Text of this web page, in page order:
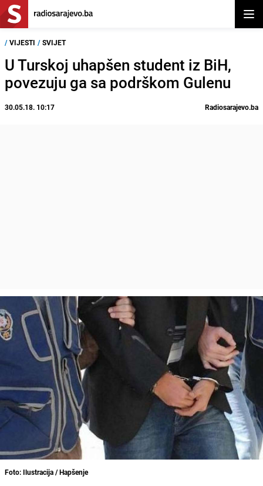
/ VIJESTI / SVIJET
U Turskoj uhapšen student iz BiH,
povezuju ga sa podrškom Gulenu
30.05.18. 10:17 Radiosarajevo.ba
Foto: Ilustracija / Hapšenje